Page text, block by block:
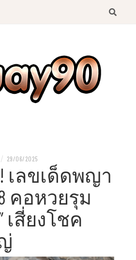
ทุกเลข ไม่อั้น จ่าย
รงเวลา
/ 29/06/2025
เลขเด็ดพญา
คอหวยรุม
เสี่ยงโชค